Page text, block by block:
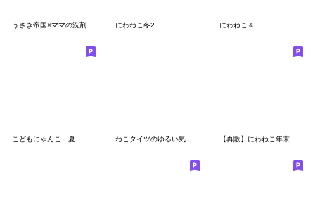
うさぎ帝国×ママの洗剤工房 にわねこ冬2 にわねこ４
こどもにゃんこ 夏 【再販】にわねこ年末年始